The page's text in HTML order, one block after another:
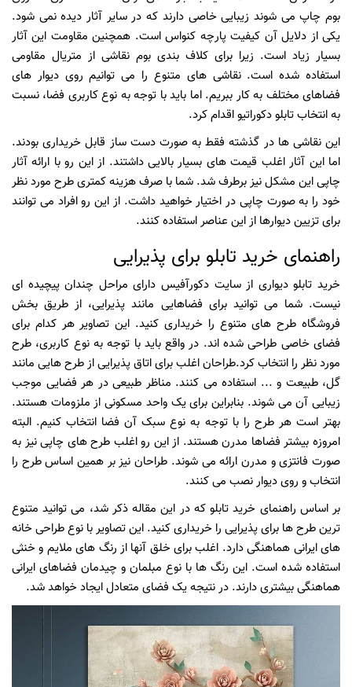
بوم چاپ می شوند زیبایی خاصی دارند که در سایر آثار دیده نمی شود.
یکی از دلایل آن کیفیت پارچه کنواس است. همچنین مقاومت این آثار
بسیار زیاد است. زیرا برای کلاف بندی بوم نقاشی از متریال مقاومی
استفاده شده است. نقاشی های متنوع را می توانیم روی دیوار های
فضاهای مختلف به کار ببریم. اما باید با توجه به نوع کاربری فضا، نسبت
به انتخاب تابلو دکوراتیو اقدام کرد.
این نقاشی ها در گذشته فقط به صورت دست ساز قابل خریداری بودند.
اما این آثار اغلب قیمت های بسیار بالایی داشتند. از این رو با ارائه آثار
چاپی این مشکل نیز برطرف شد. شما با صرف هزینه کمتری طرح مورد نظر
خود را به صورت چاپی در اختیار خواهید داشت. از این رو افراد می توانند
برای تزیین دیوارها از این عناصر استفاده کنند.
راهنمای خرید تابلو برای پذیرایی
خرید تابلو دیواری از سایت دکورآفیس دارای مراحل چندان پیچیده ای
نیست. شما می توانید برای فضاهایی مانند پذیرایی، از طریق بخش
فروشگاه طرح های متنوع را خریداری کنید. این تصاویر هر کدام برای
فضای خاصی طراحی شده اند. در واقع باید با توجه به نوع کاربری، طرح
مورد نظر را انتخاب کرد.طراحان اغلب برای اتاق پذیرایی از طرح هایی مانند
گل، طبیعت و ... استفاده می کنند. مناظر طبیعی در هر فضایی موجب
زیبایی آن می شوند. بنابراین برای یک واحد مسکونی از ملزومات هستند.
بهتر است هر طرح را با توجه به نوع سبک آن فضا انتخاب کنیم. البته
امروزه بیشتر فضاها مدرن هستند. از این رو اغلب طرح های چاپی نیز به
صورت فانتزی و مدرن ارائه می شوند. طراحان نیز بر همین اساس طرح را
انتخاب و روی دیوار نصب می کنند.
بر اساس راهنمای خرید تابلو که در این مقاله ذکر شد، می توانید متنوع
ترین طرح ها برای پذیرایی را خریداری کنید. این تصاویر با نوع طراحی خانه
های ایرانی هماهنگی دارد. اغلب برای خلق آنها از رنگ های ملایم و خنثی
استفاده شده است. این رنگ ها با نوع مبلمان و چیدمان فضاهای ایرانی
هماهنگی بیشتری دارند. در نتیجه یک فضای متعادل ایجاد خواهد شد.